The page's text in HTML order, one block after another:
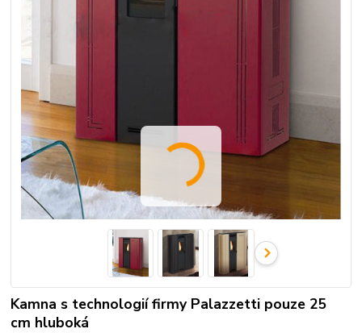
Kamna s technologií firmy Palazzetti pouze 25
cm hluboká